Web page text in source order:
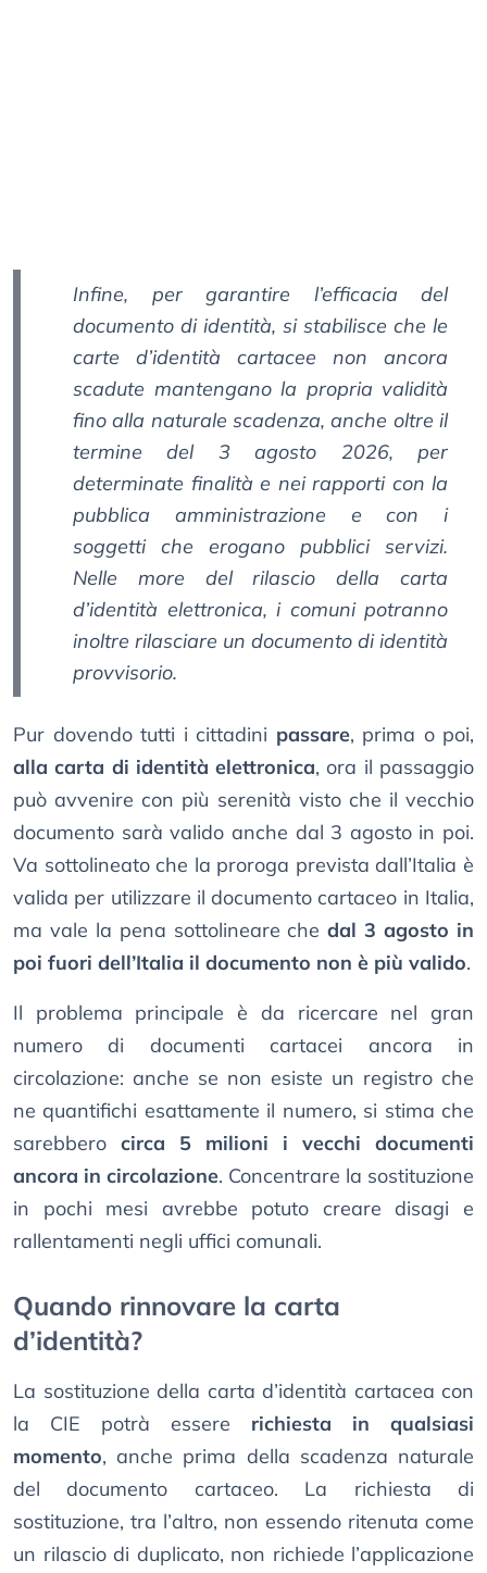
Infine, per garantire l’efficacia del
documento di identità, si stabilisce che le
carte d’identità cartacee non ancora
scadute mantengano la propria validità
fino alla naturale scadenza, anche oltre il
termine del 3 agosto 2026, per
determinate finalità e nei rapporti con la
pubblica amministrazione e con i
soggetti che erogano pubblici servizi.
Nelle more del rilascio della carta
d’identità elettronica, i comuni potranno
inoltre rilasciare un documento di identità
provvisorio.
Pur dovendo tutti i cittadini passare, prima o poi,
alla carta di identità elettronica, ora il passaggio
può avvenire con più serenità visto che il vecchio
documento sarà valido anche dal 3 agosto in poi.
Va sottolineato che la proroga prevista dall’Italia è
valida per utilizzare il documento cartaceo in Italia,
ma vale la pena sottolineare chedal 3 agosto in
poi fuori dell’Italia il documento non è più valido.
Il problema principale è da ricercare nel gran
numero di documenti cartacei ancora in
circolazione: anche se non esiste un registro che
ne quantifichi esattamente il numero, si stima che
sarebbero circa 5 milioni i vecchi documenti
ancora in circolazione. Concentrare la sostituzione
in pochi mesi avrebbe potuto creare disagi e
rallentamenti negli uffici comunali.
Quando rinnovare la carta
d’identità?
La sostituzione della carta d’identità cartacea con
la CIE potrà essere richiesta in qualsiasi
momento, anche prima della scadenza naturale
del documento cartaceo. La richiesta di
sostituzione, tra l’altro, non essendo ritenuta come
un rilascio di duplicato, non richiede l’applicazione